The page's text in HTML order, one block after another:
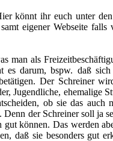
könnt ihr euch unter
eigener Webseite falls
man als
darum, bspw. daß
Der Schreiner
Jugendliche, ehemalige
ob sie das auch
der Schreiner soll ja
können. Das werden
daß sie besonders gut